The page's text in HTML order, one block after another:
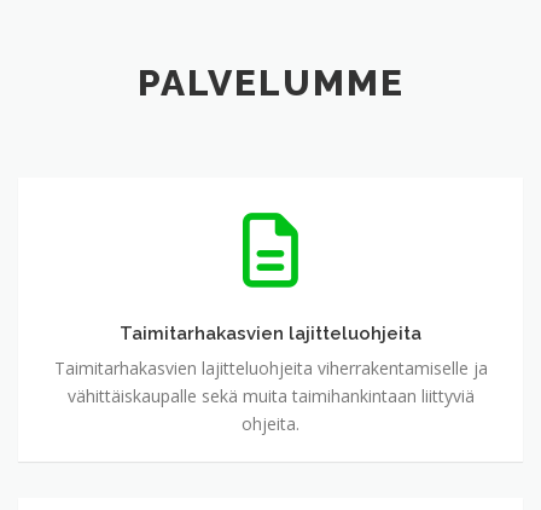
PALVELUMME
Taimitarhakasvien lajitteluohjeita
Taimitarhakasvien lajitteluohjeita viherrakentamiselle ja
vähittäiskaupalle sekä muita taimihankintaan liittyviä
ohjeita.